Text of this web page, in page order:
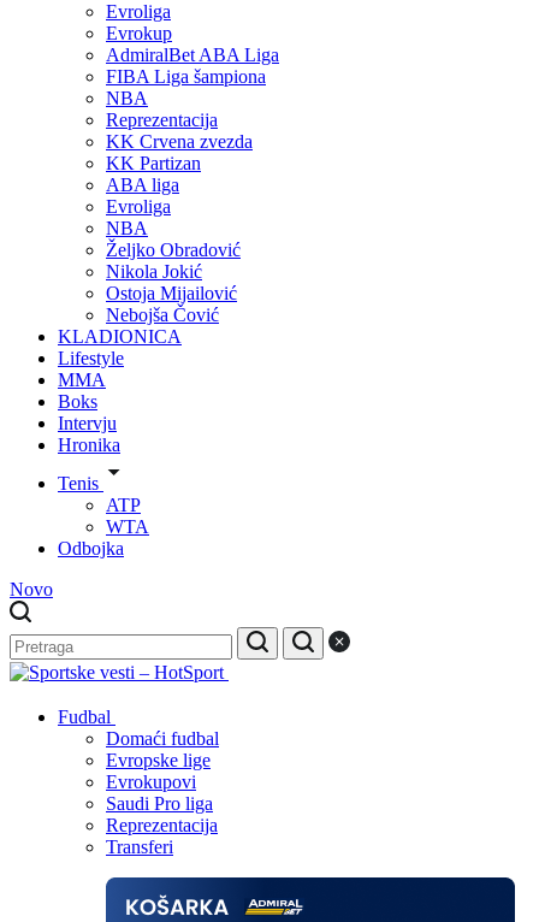
Evroliga
Evrokup
AdmiralBet ABA Liga
FIBA Liga šampiona
NBA
Reprezentacija
KK Crvena zvezda
KK Partizan
ABA liga
Evroliga
NBA
Željko Obradović
Nikola Jokić
Ostoja Mijailović
Nebojša Čović
KLADIONICA
Lifestyle
MMA
Boks
Intervju
Hronika
Tenis
ATP
WTA
Odbojka
Novo
Fudbal
Domaći fudbal
Evropske lige
Evrokupovi
Saudi Pro liga
Reprezentacija
Transferi